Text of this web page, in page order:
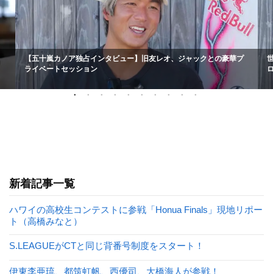
【五十嵐カノア独占インタビュー】旧友レオ、ジャックとの豪華プ
ライベートセッション
新着記事一覧
ハワイの高校生コンテストに参戦「Honua Finals」現地リポー
ト（高橋みなと）
S.LEAGUEがCTと同じ背番号制度をスタート！
伊東李亜琉、都筑虹帆、西優司、大橋海人が参戦！